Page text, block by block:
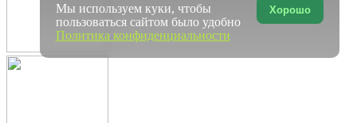
Хорошо
Мы используем куки, чтобы
пользоваться сайтом было удобно
Политика конфиденциальности